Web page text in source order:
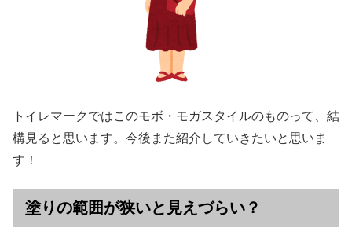
トイレマークではこのモボ・モガスタイルのものって、結
構見ると思います。今後また紹介していきたいと思いま
す！
塗りの範囲が狭いと見えづらい？